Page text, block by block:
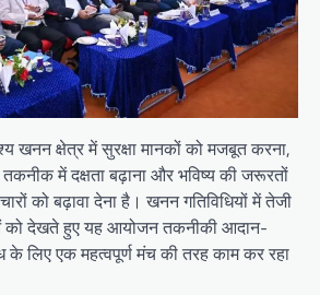
खनन क्षेत्र में सुरक्षा मानकों को मजबूत करना,
में दक्षता बढ़ाना और भविष्य की जरूरतों
को बढ़ावा देना है। खनन गतिविधियों में तेजी
देखते हुए यह आयोजन तकनीकी आदान-
के लिए एक महत्वपूर्ण मंच की तरह काम कर रहा